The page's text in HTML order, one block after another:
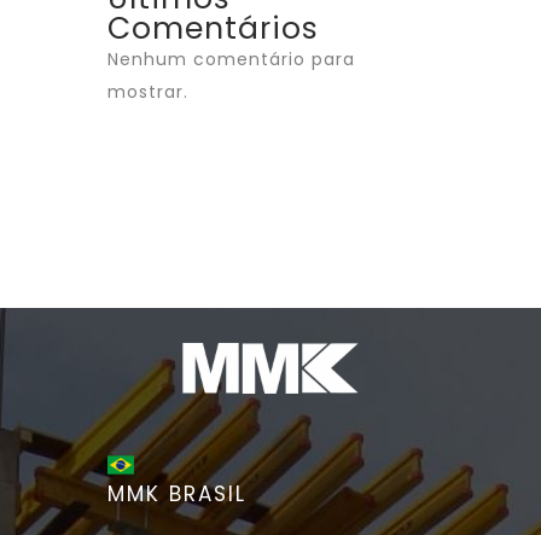
Comentários
Nenhum comentário para
mostrar.
MMK BRASIL